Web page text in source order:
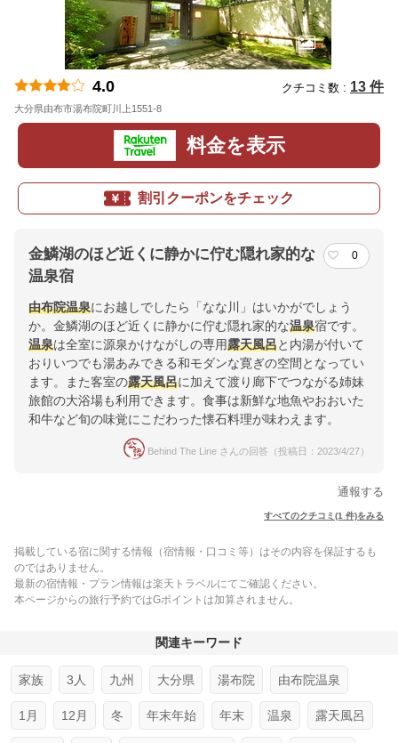
4.0 クチコミ数 : 13 件
大分県由布市湯布院町川上1551-8
料金を表示
割引クーポンをチェック
金鱗湖のほど近くに静かに佇む隠れ家的な
温泉宿
0
由布院温泉にお越しでしたら「なな川」はいかがでしょう
か。金鱗湖のほど近くに静かに佇む隠れ家的な温泉宿です。
温泉は全室に源泉かけながしの専用露天風呂と内湯が付いて
おりいつでも湯あみできる和モダンな寛ぎの空間となってい
ます。また客室の露天風呂に加えて渡り廊下でつながる姉妹
旅館の大浴場も利用できます。食事は新鮮な地魚やおおいた
和牛など旬の味覚にこだわった懐石料理が味わえます。
Behind The Line さんの回答（投稿日：2023/4/27）
通報する
すべてのクチコミ(1 件)をみる
掲載している宿に関する情報（宿情報・口コミ等）はその内容を保証するも
のではありません。
最新の宿情報・プラン情報は楽天トラベルにてご確認ください。
本ページからの旅行予約ではGポイントは加算されません。
関連キーワード
家族 3人 九州 大分県 湯布院 由布院温泉
1月 12月 冬 年末年始 年末 温泉 露天風呂